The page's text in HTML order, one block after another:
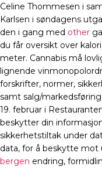
Celine Thommesen i
Karlsen i søndagens
den i gang med other
du får oversikt over
meter. Cannabis må
lignende
forskrifter, normer,
samt salg/
19. februar i
beskytter din
sikkerhetstiltak under
data, for å beskytte mot
bergen endring,